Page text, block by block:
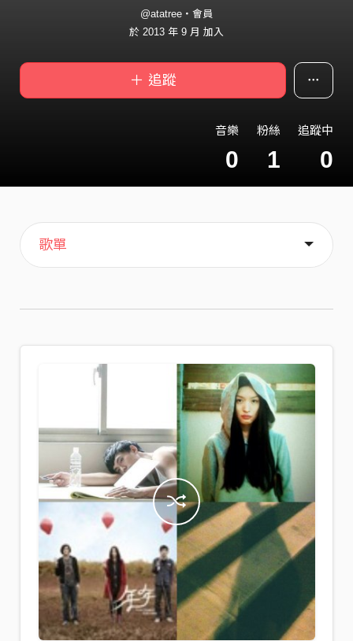
@atatree・會員
於 2013 年 9 月 加入
＋ 追蹤
音樂
0
粉絲
1
追蹤中
0
主頁
歌單
關於